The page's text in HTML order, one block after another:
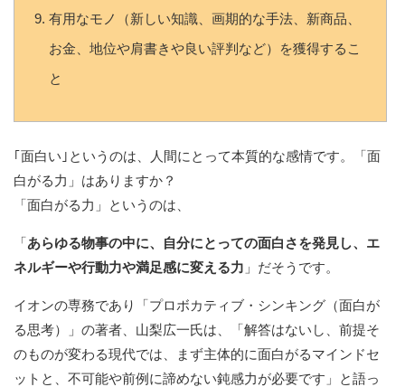
有用なモノ（新しい知識、画期的な手法、新商品、
お金、地位や肩書きや良い評判など）を獲得するこ
と
｢面白い｣というのは、人間にとって本質的な感情です。「面
白がる力」はありますか？
「面白がる力」というのは、
「あらゆる物事の中に、自分にとっての面白さを発見し、エ
ネルギーや行動力や満足感に変える力 」だそうです。
イオンの専務であり「プロボカティブ・シンキング（面白が
る思考）」の著者、山梨広一氏は、「解答はないし、前提そ
のものが変わる現代では、まず主体的に面白がるマインドセ
ットと、不可能や前例に諦めない鈍感力が必要です」と語っ